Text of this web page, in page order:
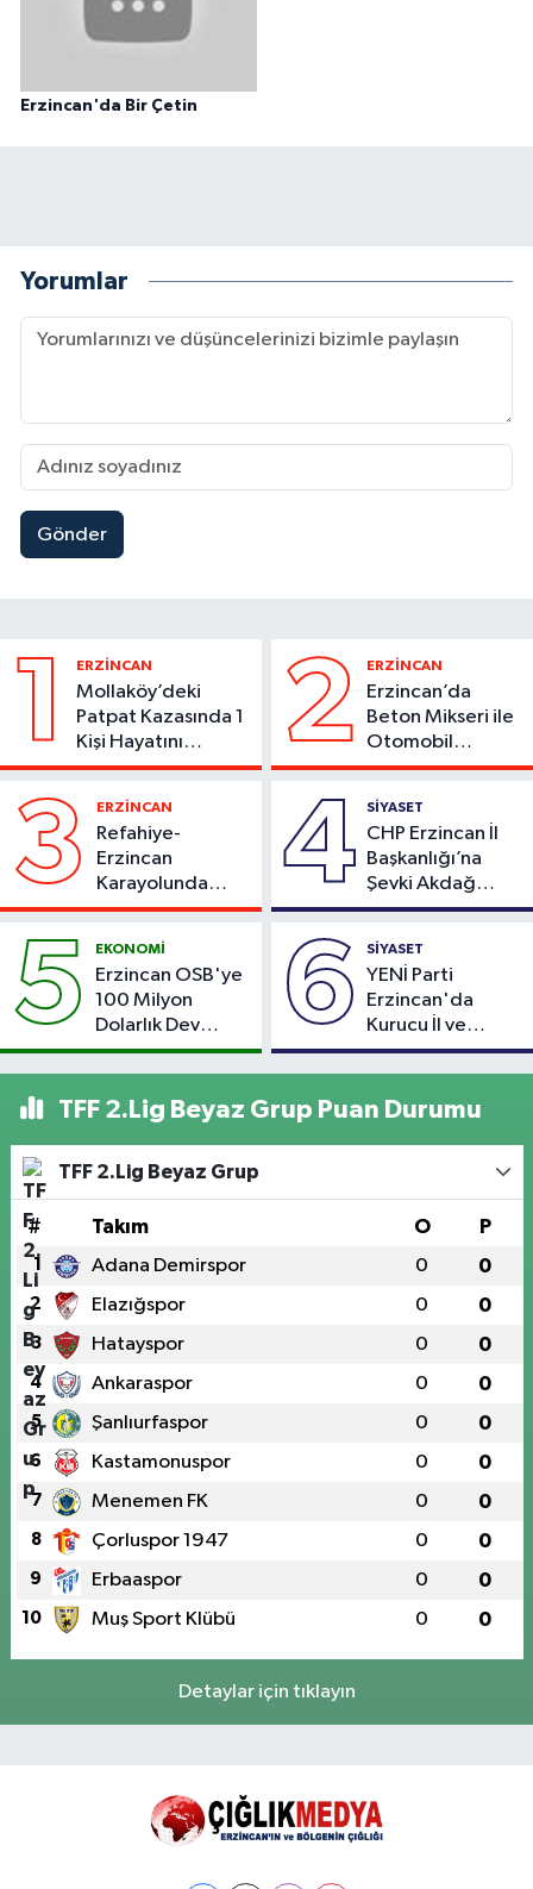
Erzincan'da Bir Çetin
Yorumlar
Gönder
1 ERZİNCAN
Mollaköy’deki
Patpat Kazasında 1
Kişi Hayatını
Kaybetti
2 ERZİNCAN
Erzincan’da
Beton Mikseri ile
Otomobil
Çarpıştı
3 ERZİNCAN
Refahiye-
Erzincan
Karayolunda
Kaza: Otomobil
2 Kişi Yaralandı
4 SİYASET
CHP Erzincan İl
Başkanlığı’na
Şevki Akdağ
Atandı!
5 EKONOMİ
Erzincan OSB'ye
100 Milyon
Dolarlık Dev
Yatırım: Bin Kişiye
İstihdam
Hedefleniyor
6 SİYASET
YENİ Parti
Erzincan'da
Kurucu İl ve
Merkez İlçe
Başkanlarını
Açıkladı
TFF 2.Lig Beyaz Grup Puan Durumu
TFF 2.Lig Beyaz Grup
# Takım O P
1 Adana Demirspor 0 0
2 Elazığspor 0 0
3 Hatayspor 0 0
4 Ankaraspor 0 0
5 Şanlıurfaspor 0 0
6 Kastamonuspor 0 0
7 Menemen FK 0 0
8 Çorluspor 1947 0 0
9 Erbaaspor 0 0
10 Muş Sport Klübü 0 0
Detaylar için tıklayın